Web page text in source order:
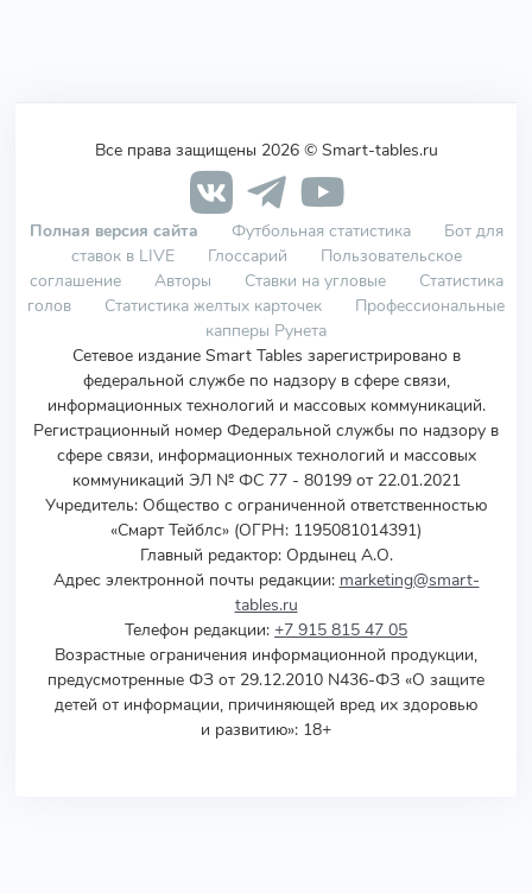
Все права защищены 2026 © Smart-tables.ru
Полная версия сайта Футбольная статистика
Бот для
ставок в LIVE
Глоссарий
Пользовательское
соглашение
Авторы Ставки на угловые
Статистика
голов
Статистика желтых карточек
Профессиональные
капперы Рунета
Сетевое издание Smart Tables зарегистрировано в
федеральной службе по надзору в сфере связи,
информационных технологий и массовых коммуникаций.
Регистрационный номер Федеральной службы по надзору в
сфере связи, информационных технологий и массовых
коммуникаций ЭЛ № ФС 77 - 80199 от 22.01.2021
Учредитель: Общество с ограниченной ответственностью
«Смарт Тейблс» (ОГРН: 1195081014391)
Главный редактор: Ордынец А.О.
Адрес электронной почты редакции: marketing@smart-
tables.ru
Телефон редакции: +7 915 815 47 05
Возрастные ограничения информационной продукции,
предусмотренные ФЗ от 29.12.2010 N436-ФЗ «О защите
детей от информации, причиняющей вред их здоровью
и развитию»: 18+